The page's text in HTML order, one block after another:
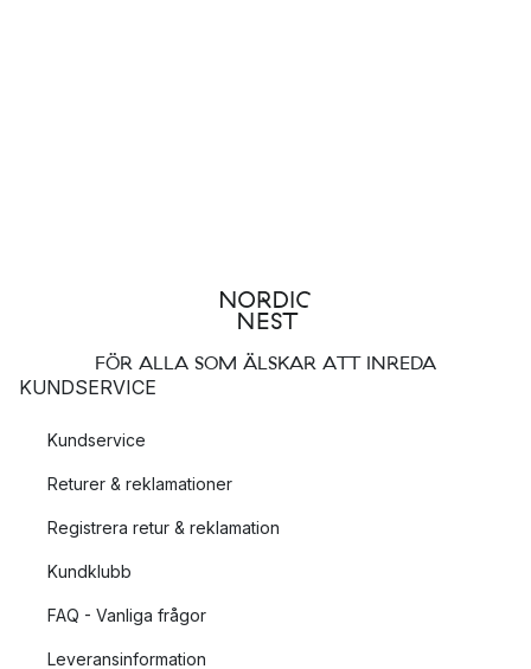
FÖR ALLA SOM ÄLSKAR ATT INREDA
KUNDSERVICE
Kundservice
Returer & reklamationer
Registrera retur & reklamation
Kundklubb
FAQ - Vanliga frågor
Leveransinformation